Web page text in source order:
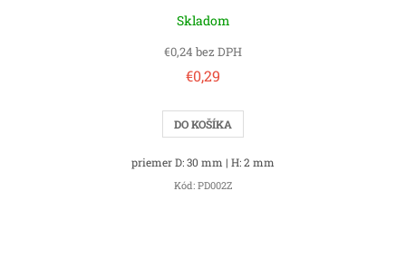
Skladom
€0,24 bez DPH
€0,29
DO KOŠÍKA
priemer D: 30 mm | H: 2 mm
Kód: PD002Z